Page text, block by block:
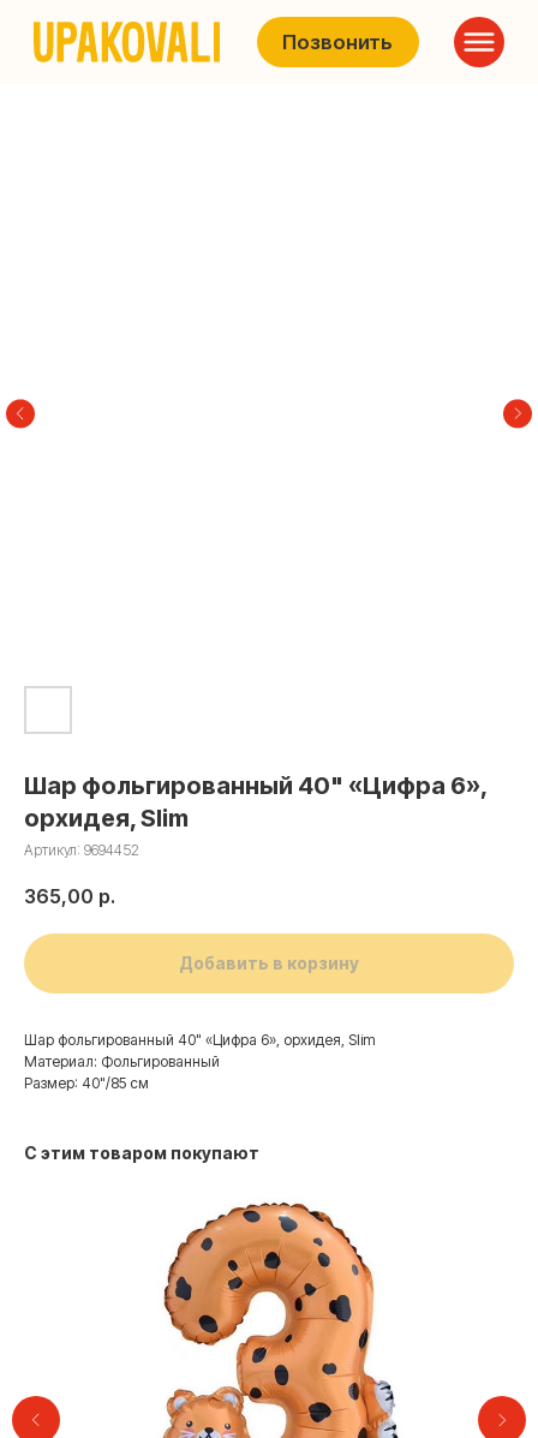
Позвонить
Шар фольгированный 40" «Цифра 6»,
орхидея, Slim
Артикул: 9694452
365,00 р.
Добавить в корзину
Шар фольгированный 40" «Цифра 6», орхидея, Slim
Материал: Фольгированный
Размер: 40"/85 см
С этим товаром покупают